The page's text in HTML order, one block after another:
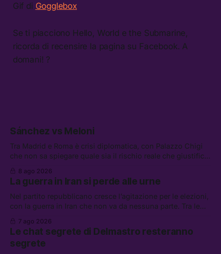
Gif di Gogglebox
Se ti piacciono Hello, World e the Submarine,
ricorda di recensire la pagina su Facebook. A
domani! ?
Sánchez vs Meloni
Tra Madrid e Roma è crisi diplomatica, con Palazzo Chigi
che non sa spiegare quale sia il rischio reale che giustifica
di difesa tra Arabia Saudita, Pakistan e Turchia, la crisi del
carburante irregolare, e un altro caso di IA ribelle
8 ago 2026
La guerra in Iran si perde alle urne
Nel partito repubblicano cresce l’agitazione per le elezioni,
con la guerra in Iran che non va da nessuna parte. Tra le
lavoro, Schlein prova a mettere in sicurezza la coalizione, e
che cos’è lo “Spiralismo,” la religione degli agenti IA
7 ago 2026
Le chat segrete di Delmastro resteranno
segrete